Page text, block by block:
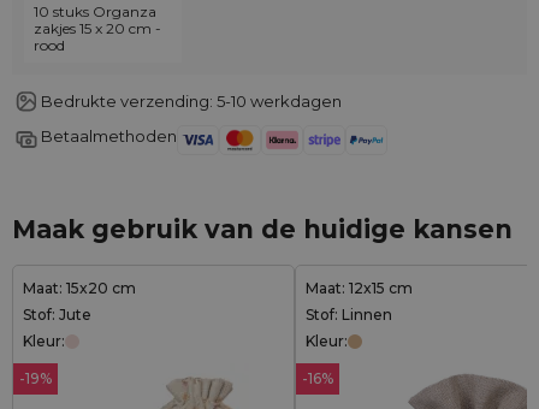
10 stuks Organza
zakjes 15 x 20 cm -
rood
Bedrukte verzending: 5-10 werkdagen
Betaalmethoden
Maak gebruik van de huidige kansen
Maat: 15x20 cm
Stof: Jute
Kleur:
-19%
Maat: 12x15 cm
Stof: Linnen
Kleur:
-16%